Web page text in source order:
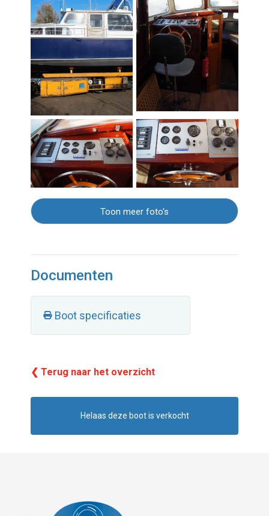
Toon meer foto's
Documenten
Boot specificaties
❮ Terug naar het overzicht
Helaas deze boot is verkocht